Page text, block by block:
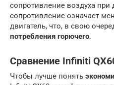
сопротивление воздуха
сопротивление означает
двигатель, что, в свою
потребления горючего.
Сравнение Infiniti
Чтобы лучше понять